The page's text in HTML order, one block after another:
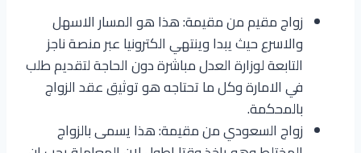
زواج مقيم من مقيمة: هذا هو المسار الاسهل
والاسرع حيث يبدا وينتهي الكترونيا عبر منصة ناجز
التابعة لوزارة العدل مباشرة دون الحاجة لتقديم طلب
في الامارة وكل ما تحتاجه هو توثيق عقد الزواج
بالمحكمة.
زواج السعودي من مقيمة: هذا يسمى بالزواج